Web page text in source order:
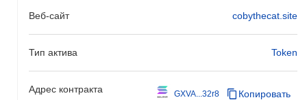
Веб-сайт cobythecat.site
Тип актива Token
Адрес контракта GXVA...32r8 Копировать